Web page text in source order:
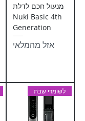
מנעול חכם לדלת
Nuki Basic 4th
Generation
אזל מהמלאי
לשומרי שבת